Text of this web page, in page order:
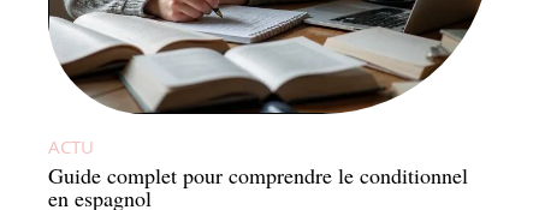
ACTU
Guide complet pour comprendre le conditionnel
en espagnol